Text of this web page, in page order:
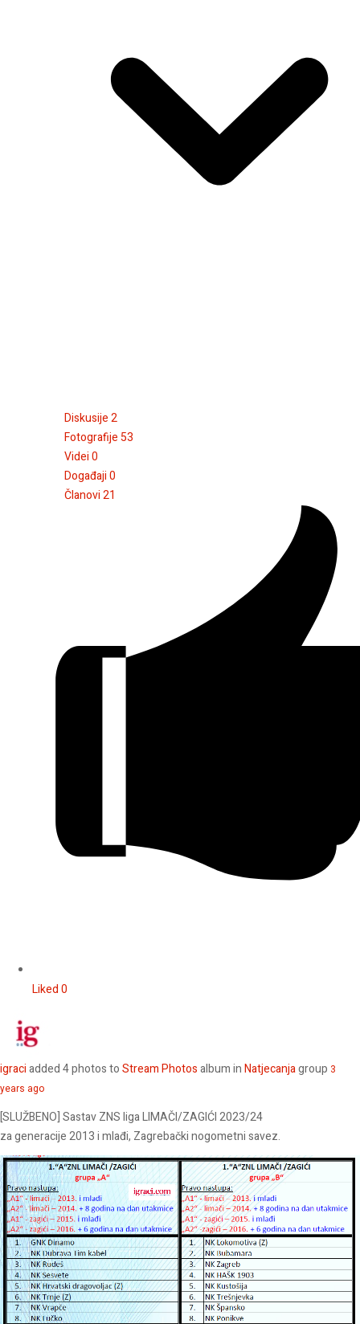
Diskusije2
Fotografije53
Videi0
Događaji0
Članovi21
Liked0
igraciadded 4 photos toStream Photosalbum inNatjecanjagroup 3
years ago
[SLUŽBENO] Sastav ZNS liga LIMAČI/ZAGIĆI 2023/24
za generacije 2013 i mlađi, Zagrebački nogometni savez.